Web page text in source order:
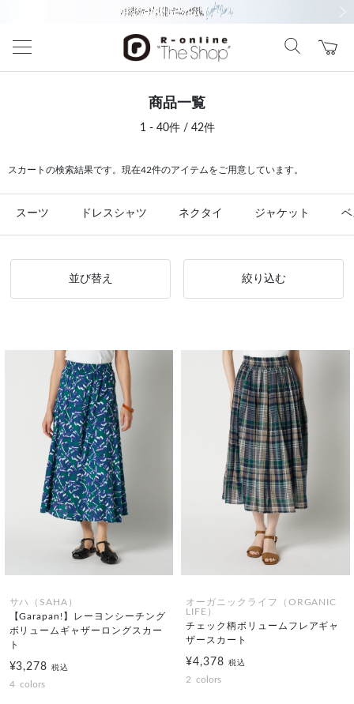
商品一覧
1 - 40件 / 42件
スカートの検索結果です。現在42件のアイテムをご用意しています。
スーツ ドレスシャツ ネクタイ ジャケット
並び替え 絞り込む
サハ（SAHA）
【Garapan!】レーヨンシーチング
ボリュームギャザーロングスカー
ト
¥3,278税込
4 colors
オーガニックライフ（ORGANIC
LIFE）
チェック柄ボリュームフレアギャ
ザースカート
¥4,378 税込
2 colors